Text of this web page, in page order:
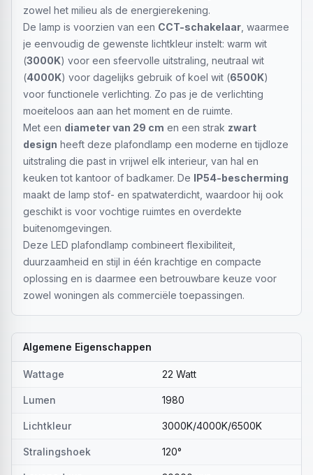
zowel het milieu als de energierekening.
De lamp is voorzien van een CCT-schakelaar , waarmee
je eenvoudig de gewenste lichtkleur instelt: warm wit
(3000K) voor een sfeervolle uitstraling, neutraal wit
(4000K) voor dagelijks gebruik of koel wit (6500K)
voor functionele verlichting. Zo pas je de verlichting
moeiteloos aan aan het moment en de ruimte.
Met een diameter van 29 cm en een strak zwart
design heeft deze plafondlamp een moderne en tijdloze
uitstraling die past in vrijwel elk interieur, van hal en
keuken tot kantoor of badkamer. De IP54-bescherming
maakt de lamp stof- en spatwaterdicht, waardoor hij ook
geschikt is voor vochtige ruimtes en overdekte
buitenomgevingen.
Deze LED plafondlamp combineert flexibiliteit,
duurzaamheid en stijl in één krachtige en compacte
oplossing en is daarmee een betrouwbare keuze voor
zowel woningen als commerciële toepassingen.
Algemene Eigenschappen
Wattage 22 Watt
Lumen 1980
Lichtkleur 3000K/4000K/6500K
Stralingshoek 120°